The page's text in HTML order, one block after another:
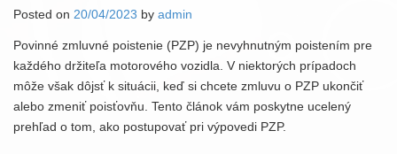
g
a
t
Posted on 20/04/2023 by admin
Povinné zmluvné poistenie (PZP) je nevyhnutným poistením pre
každého držiteľa motorového vozidla. V niektorých prípadoch
môže však dôjsť k situácii, keď si chcete zmluvu o PZP ukončiť
alebo zmeniť poisťovňu. Tento článok vám poskytne ucelený
prehľad o tom, ako postupovať pri výpovedi PZP.